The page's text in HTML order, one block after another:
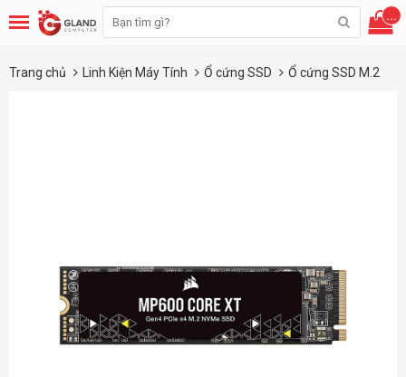
...
Trang chủ Linh Kiện Máy Tính Ổ cứng SSD Ổ cứng SSD M.2